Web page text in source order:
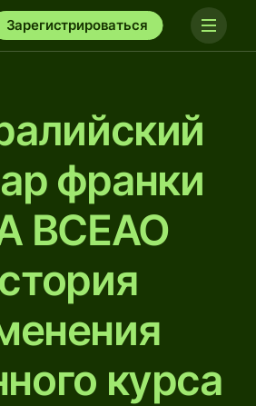
Зарегистрироваться
франки
BCEAO
курса